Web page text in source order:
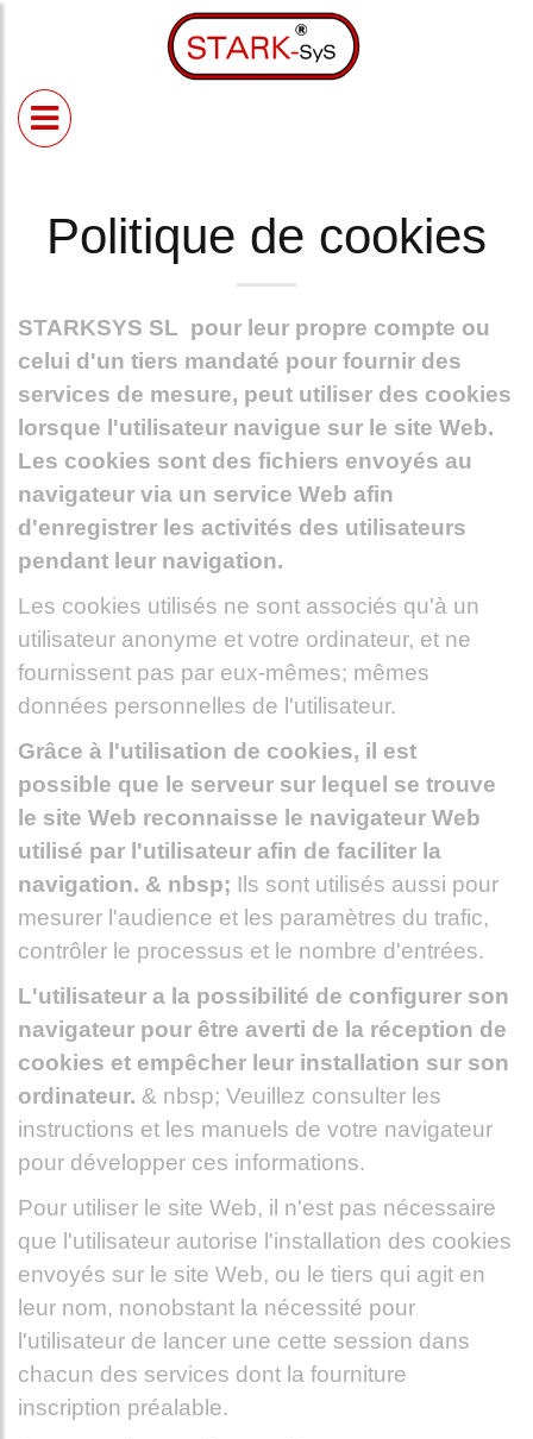
Starksys
Dispositifs
de
fermeture pour
portes roulantes
Dispositifs de
polyvalents
Dispositif de
verrouillage pour
Politique de cookies
STARKSYS SL pour leur propre compte ou
celui d'un tiers mandaté pour fournir des
services de mesure, peut utiliser des cookies
lorsque l'utilisateur navigue sur le site Web.
Les cookies sont des fichiers envoyés au
navigateur via un service Web afin
d'enregistrer les activités des utilisateurs
pendant leur navigation.
Les cookies utilisés ne sont associés qu'à un
utilisateur anonyme et votre ordinateur, et ne
fournissent pas par eux-mêmes; mêmes
données personnelles de l'utilisateur.
Grâce à l'utilisation de cookies, il est
possible que le serveur sur lequel se trouve
le site Web reconnaisse le navigateur Web
utilisé par l'utilisateur afin de faciliter la
navigation. & nbsp; Ils sont utilisés aussi pour
mesurer l'audience et les paramètres du trafic,
contrôler le processus et le nombre d'entrées.
L'utilisateur a la possibilité de configurer son
navigateur pour être averti de la réception de
cookies et empêcher leur installation sur son
ordinateur. & nbsp; Veuillez consulter les
instructions et les manuels de votre navigateur
pour développer ces informations.
Pour utiliser le site Web, il n'est pas nécessaire
que l'utilisateur autorise l'installation des cookies
envoyés sur le site Web, ou le tiers qui agit en
leur nom, nonobstant la nécessité pour
l'utilisateur de lancer une cette session dans
chacun des services dont la fourniture
inscription préalable.